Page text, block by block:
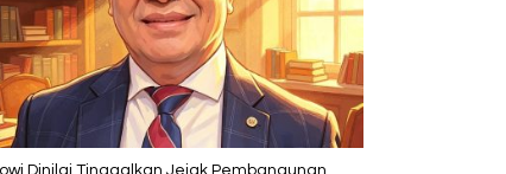
Dinilai Tinggalkan Jejak Pembangunan